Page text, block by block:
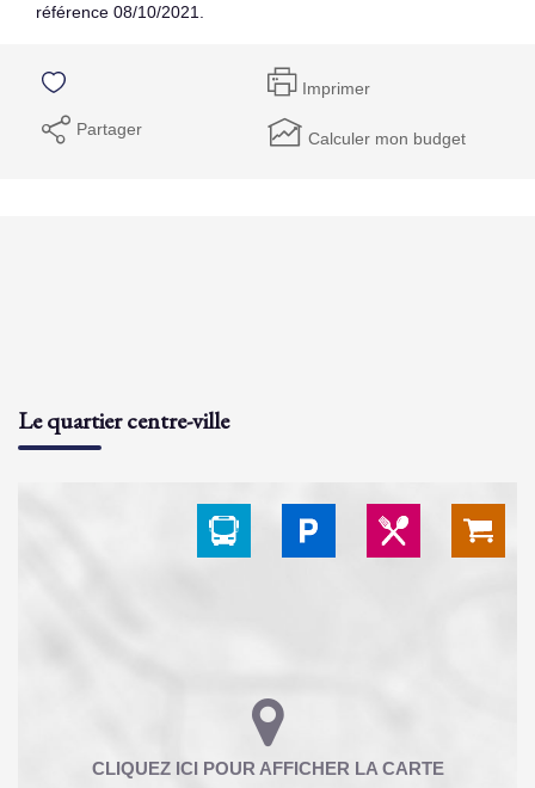
référence 08/10/2021.
Imprimer
Partager Calculer mon budget
Le quartier centre-ville